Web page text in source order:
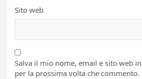
Sito web
Salva il mio nome, email e sito web
per la prossima volta che commento.